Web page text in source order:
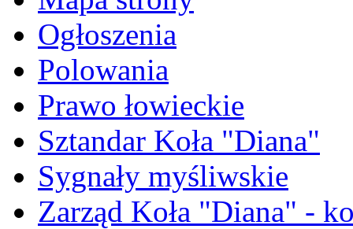
Ogłoszenia
Polowania
Prawo łowieckie
Sztandar Koła "Diana"
Sygnały myśliwskie
Zarząd Koła "Diana" -